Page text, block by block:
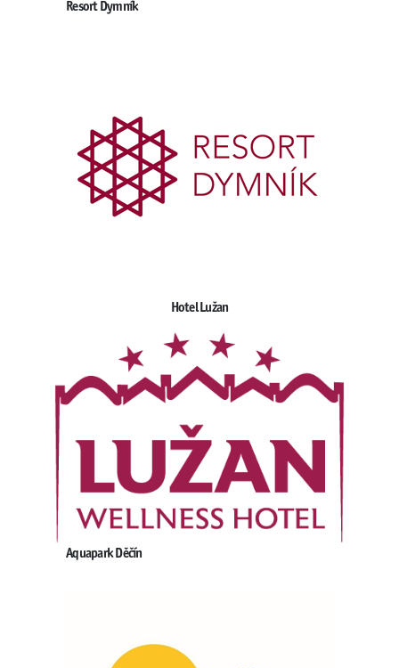
Resort Dymník
Hotel Lužan
Aquapark Děčín